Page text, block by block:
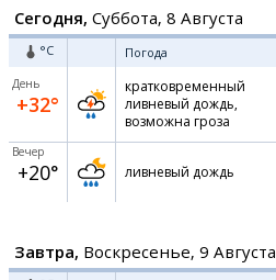
Сегодня, Суббота, 8 Августа
°C Погода
День
+32°
кратковременный
ливневый дождь,
возможна гроза
Вечер
+20° ливневый дождь
Завтра, Воскресенье, 9 Августа